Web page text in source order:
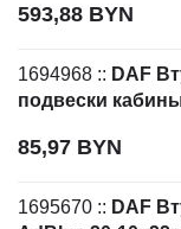
593,88 BYN
1694968 :: DAF
подвески
85,97 BYN
1695670 :: DAF